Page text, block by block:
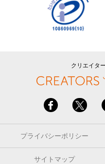
クリエイタ
プライバシーポリシー
サイトマップ